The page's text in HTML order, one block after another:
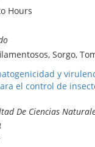
Hours
Sorgo,
y
el control de
De Ciencias